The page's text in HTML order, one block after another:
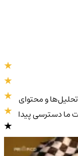
و محتوای
ما دسترسی پیدا